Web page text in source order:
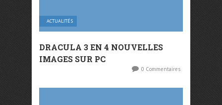
ACTUALITÉS
DRACULA 3 EN 4 NOUVELLES
IMAGES SUR PC
0 Commentaires